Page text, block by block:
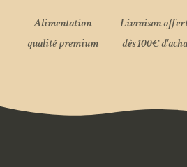
Alimentation
qualité premium
Livraison
dès 100€